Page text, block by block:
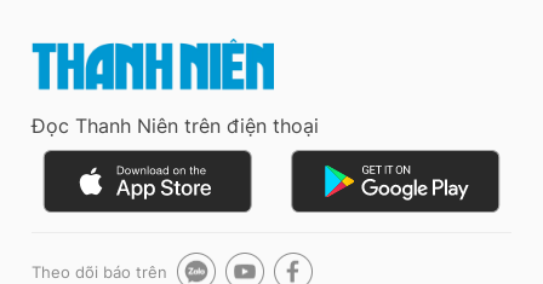
Đọc Thanh Niên trên điện thoại
Theo dõi báo trên